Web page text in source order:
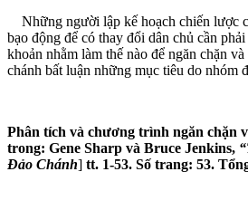
Những người lập kế hoạch chiến lược
bạo động để có thay đổi dân chủ cần
khoản nhằm làm thế nào để ngăn chặn
chánh bất luận những mục tiêu do nhóm
Phân tích và chương trình ngăn chặn
trong: Gene Sharp và Bruce Jenkins,
Đảo Chánh] tt. 1-53. Số trang: 53.